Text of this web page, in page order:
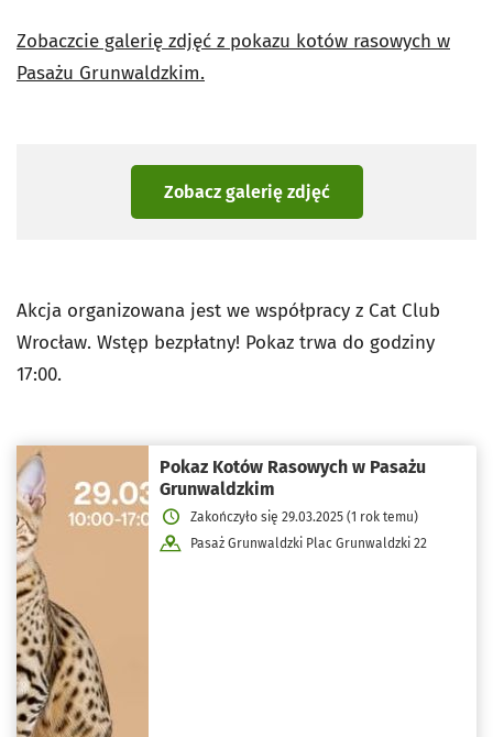
Zobaczcie galerię zdjęć z pokazu kotów rasowych w
Pasażu Grunwaldzkim.
Zobacz galerię zdjęć
Akcja organizowana jest we współpracy z Cat Club
Wrocław. Wstęp bezpłatny! Pokaz trwa do godziny
17:00.
Pokaz Kotów Rasowych w Pasażu
Grunwaldzkim
Zakończyło się 29.03.2025 (1 rok temu)
Pasaż Grunwaldzki Plac Grunwaldzki 22